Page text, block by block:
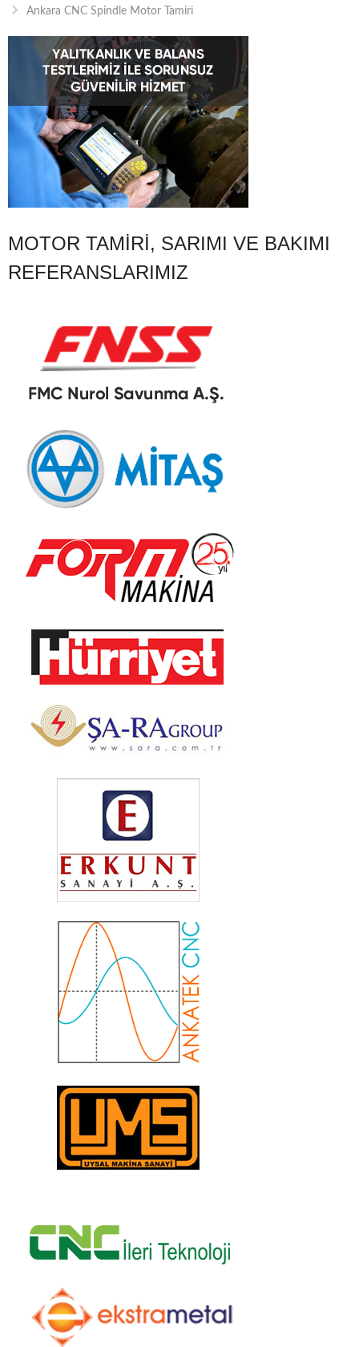
Ankara CNC Spindle Motor Tamiri
MOTOR TAMIRI, SARIMI VE BAKIMI
REFERANSLARIMIZ